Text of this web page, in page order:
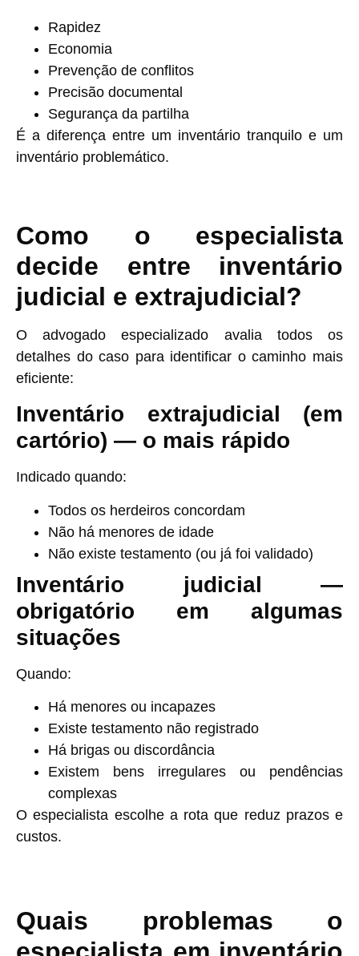
Rapidez
Economia
Prevenção de conflitos
Precisão documental
Segurança da partilha
É a diferença entre um inventário tranquilo e um
inventário problemático.
Como o especialista
decide entre inventário
judicial e extrajudicial?
O advogado especializado avalia todos os
detalhes do caso para identificar o caminho mais
eficiente:
Inventário extrajudicial (em
cartório) — o mais rápido
Indicado quando:
Todos os herdeiros concordam
Não há menores de idade
Não existe testamento (ou já foi validado)
Inventário judicial —
obrigatório em algumas
situações
Quando:
Há menores ou incapazes
Existe testamento não registrado
Há brigas ou discordância
Existem bens irregulares ou pendências
complexas
O especialista escolhe a rota que reduz prazos e
custos.
Quais problemas o